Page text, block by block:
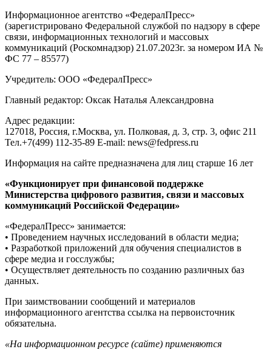
Информационное агентство «ФедералПресс»
(зарегистрировано Федеральной службой по надзору в сфере
связи, информационных технологий и массовых
коммуникаций (Роскомнадзор) 21.07.2023г. за номером ИА №
ФС 77 – 85577)
Учредитель: ООО «ФедералПресс»
Главный редактор: Оксак Наталья Александровна
Адрес редакции:
127018, Россия, г.Москва, ул. Полковая, д. 3, стр. 3, офис 211
Тел.+7(499) 112-35-89 E-mail: news@fedpress.ru
Информация на сайте предназначена для лиц старше 16 лет
«Функционирует при финансовой поддержке
Министерства цифрового развития, связи и массовых
коммуникаций Российской Федерации»
«ФедералПресс» занимается:
• Проведением научных исследований в области медиа;
• Разработкой приложений для обучения специалистов в
сфере медиа и госслужбы;
• Осуществляет деятельность по созданию различных баз
данных.
При заимствовании сообщений и материалов
информационного агентства ссылка на первоисточник
обязательна.
«На информационном ресурсе (сайте) применяются